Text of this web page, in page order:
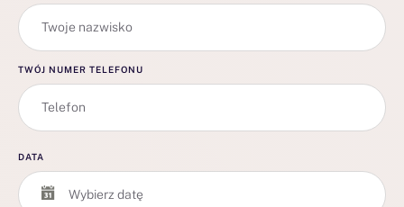
TWÓJ NUMER TELEFONU
DATA